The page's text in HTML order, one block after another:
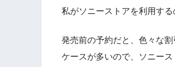
私がソニーストアを利用す
発売前の予約だと、色々な
ケースが多いので、ソニース